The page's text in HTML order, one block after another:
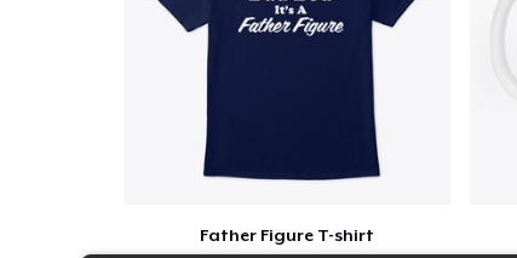
Father Figure T-shirt